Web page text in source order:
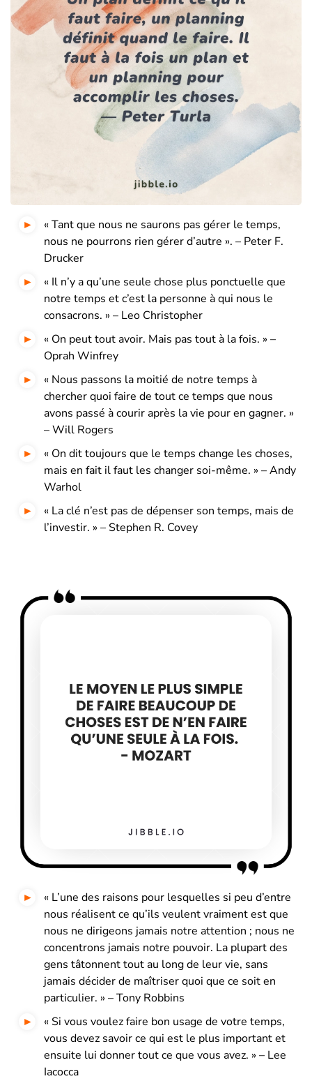
« Tant que nous ne saurons pas gérer le temps,
nous ne pourrons rien gérer d’autre ». – Peter F.
Drucker
« Il n’y a qu’une seule chose plus ponctuelle que
notre temps et c’est la personne à qui nous le
consacrons. » – Leo Christopher
« On peut tout avoir. Mais pas tout à la fois. » –
Oprah Winfrey
« Nous passons la moitié de notre temps à
chercher quoi faire de tout ce temps que nous
avons passé à courir après la vie pour en gagner. »
– Will Rogers
« On dit toujours que le temps change les choses,
mais en fait il faut les changer soi-même. » – Andy
Warhol
« La clé n’est pas de dépenser son temps, mais de
l’investir. » – Stephen R. Covey
« L’une des raisons pour lesquelles si peu d’entre
nous réalisent ce qu’ils veulent vraiment est que
nous ne dirigeons jamais notre attention ; nous ne
concentrons jamais notre pouvoir. La plupart des
gens tâtonnent tout au long de leur vie, sans
jamais décider de maîtriser quoi que ce soit en
particulier. » – Tony Robbins
« Si vous voulez faire bon usage de votre temps,
vous devez savoir ce qui est le plus important et
ensuite lui donner tout ce que vous avez. » – Lee
Iacocca